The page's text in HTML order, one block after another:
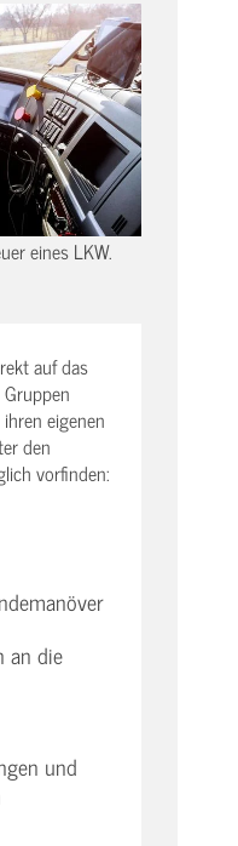
eines LKW.
auf das
eigenen
den
vorfinden:
an die
und